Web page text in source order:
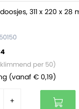
311 x 220 x
per 50)
(vanaf € 0,19)
+